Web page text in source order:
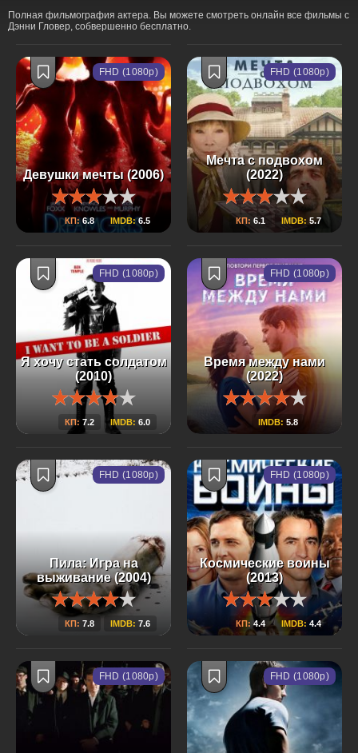
Полная фильмография актера. Вы можете смотреть онлайн все фильмы с
Дэнни Гловер, собвершенно бесплатно.
Девушки мечты (2006)
КП:6.8 IMDB:6.5
FHD (1080p)
Мечта с подвохом
(2022)
КП: 6.1 IMDB: 5.7
FHD (1080p)
Я хочу стать солдатом
(2010)
КП: 7.2 IMDB: 6.0
FHD (1080p)
Время между нами
(2022)
IMDB: 5.8
FHD (1080p)
Пила: Игра на
выживание (2004)
КП: 7.8 IMDB: 7.6
FHD (1080p)
Космические воины
(2013)
КП: 4.4 IMDB: 4.4
FHD (1080p)
FHD (1080p) FHD (1080p)